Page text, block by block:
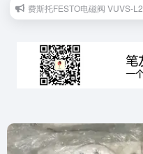
费斯托FESTO电磁阀 VUVS-